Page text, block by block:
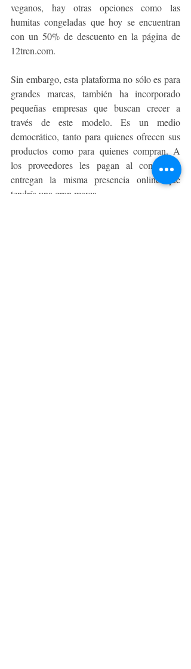
veganos, hay otras opciones como las
humitas congeladas que hoy se encuentran
con un 50% de descuento en la página de
12tren.com.
Sin embargo, esta plataforma no sólo es para
grandes marcas, también ha incorporado
pequeñas empresas que buscan crecer a
través de este modelo. Es un medio
democrático, tanto para quienes ofrecen sus
productos como para quienes compran. A
los proveedores les pagan al contado y
entregan la misma presencia online que
tendría una gran marca.